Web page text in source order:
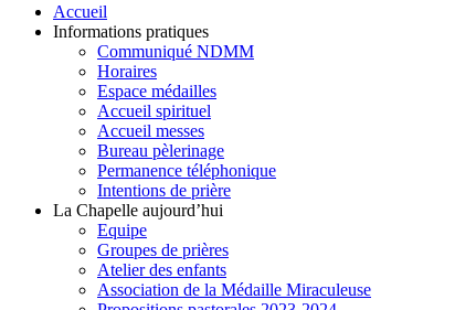
Accueil
Informations pratiques
Communiqué NDMM
Horaires
Espace médailles
Accueil spirituel
Accueil messes
Bureau pèlerinage
Permanence téléphonique
Intentions de prière
La Chapelle aujourd’hui
Equipe
Groupes de prières
Atelier des enfants
Association de la Médaille Miraculeuse